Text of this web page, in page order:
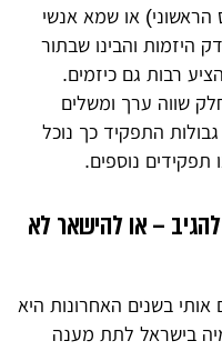
או שמא אנשי
היזמות והבינו שבתור
רבות גם כיזמים.
שווה ערך ומשלים
התפקיד כך נוכל
תפקידים נוספים.
– או להישאר לא
בשנים האחרונות היא
בישראל לתת מענה